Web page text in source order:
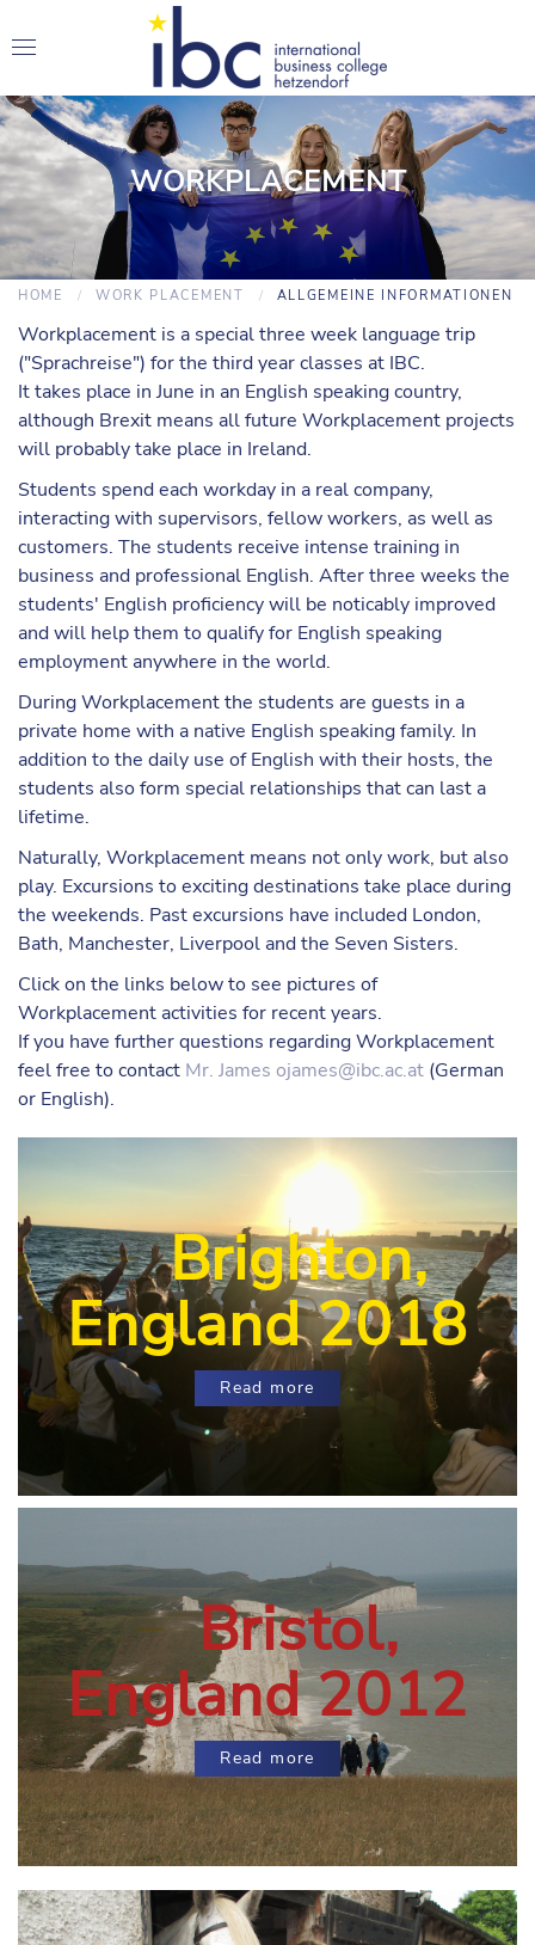
WORKPLACEMENT
HOME WORK PLACEMENT ALLGEMEINE INFORMATIONEN
Workplacement is a special three week language trip
("Sprachreise") for the third year classes at IBC.
It takes place in June in an English speaking country,
although Brexit means all future Workplacement projects
will probably take place in Ireland.
Students spend each workday in a real company,
interacting with supervisors, fellow workers, as well as
customers. The students receive intense training in
business and professional English. After three weeks the
students' English proficiency will be noticably improved
and will help them to qualify for English speaking
employment anywhere in the world.
During Workplacement the students are guests in a
private home with a native English speaking family. In
addition to the daily use of English with their hosts, the
students also form special relationships that can last a
lifetime.
Naturally, Workplacement means not only work, but also
play. Excursions to exciting destinations take place during
the weekends. Past excursions have included London,
Bath, Manchester, Liverpool and the Seven Sisters.
Click on the links below to see pictures of
Workplacement activities for recent years.
If you have further questions regarding Workplacement
feel free to contact Mr. James ojames@ibc.ac.at (German
or English).
Brighton,
England 2018
Read more
Bristol,
England 2012
Read more